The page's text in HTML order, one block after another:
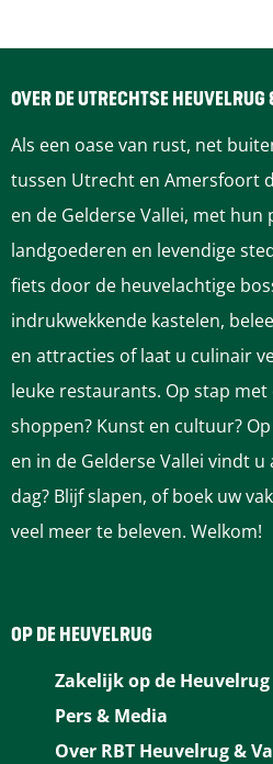
OVER DE UTRECHTSE HEUVELRUG
Als een oase van rust, net
tussen Utrecht en Amersfoort
en de Gelderse Vallei, met
landgoederen en levendige
fiets door de heuvelachtige
indrukwekkende kastelen,
en attracties of laat u culinair
leuke restaurants. Op stap met
shoppen? Kunst en cultuur?
en in de Gelderse Vallei vindt u
dag? Blijf slapen, of boek uw
veel meer te beleven. Welkom!
OP DE HEUVELRUG
Zakelijk op de Heuvelrug
Pers & Media
Over RBT Heuvelrug &